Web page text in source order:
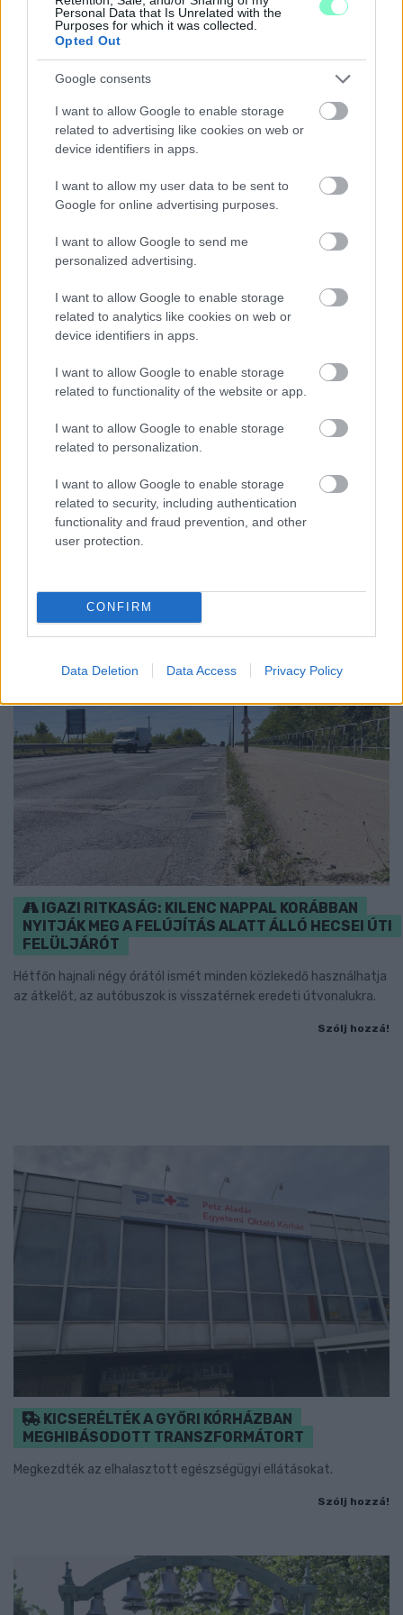
Personal Data that Is Unrelated with the
Purposes for which it was collected.
Opted Out
Google consents
I want to allow Google to enable storage
related to advertising like cookies on web or
device identifiers in apps.
I want to allow my user data to be sent to
Google for online advertising purposes.
I want to allow Google to send me
personalized advertising.
I want to allow Google to enable storage
related to analytics like cookies on web or
device identifiers in apps.
I want to allow Google to enable storage
related to functionality of the website or app.
I want to allow Google to enable storage
related to personalization.
I want to allow Google to enable storage
related to security, including authentication
functionality and fraud prevention, and other
user protection.
CONFIRM
Data Deletion Data Access Privacy Policy
NEM VÁRT HELYEN IS OKOZHAT PROBLÉMÁKAT AZ
EXTRÉM HŐSÉG: A TALAJKÖZELI ÓZON AZ ÚJ
VESZÉLYFORRÁS
A forró, napos időjárás kedvez a talajközeli ózon kialakulásának,
amely irritálhatja a légutakat, ronthatja a tüdő működését és
különösen veszélyes lehet a krónikus betegek számára.
IGAZI RITKASÁG: KILENC NAPPAL KORÁBBAN
NYITJÁK MEG A FELÚJÍTÁS ALATT ÁLLÓ HECSEI ÚTI
FELÜLJÁRÓT
Hétfőn hajnali négy órától ismét minden közlekedő használhatja
az átkelőt, az autóbuszok is visszatérnek eredeti útvonalukra.
Szólj hozzá!
KICSERÉLTÉK A GYŐRI KÓRHÁZBAN
MEGHIBÁSODOTT TRANSZFORMÁTORT
Megkezdték az elhalasztott egészségügyi ellátásokat.
Szólj hozzá!